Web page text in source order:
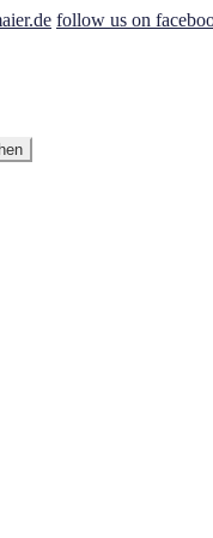
follow us on